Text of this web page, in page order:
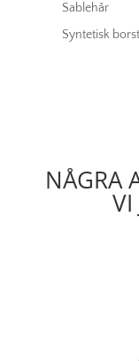
Sablehår
Syntetisk borst
NÅGRA
VI